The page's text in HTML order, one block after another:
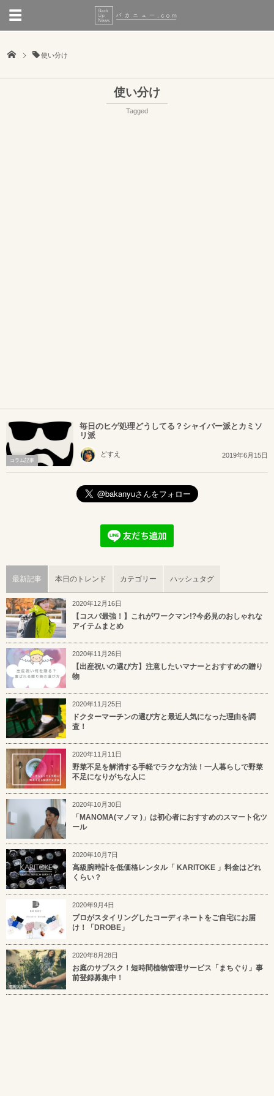
使い分け
使い分け
Tagged
コラム記事
毎日のヒゲ処理どうしてる？シャイバー派とカミソ
リ派
どすえ 2019年6月15日
最新記事 本日のトレンド カテゴリー ハッシュタグ
2020年12月16日
【コスパ最強！】これがワークマン!?今必見のおしゃれな
アイテムまとめ
2020年11月26日
【出産祝いの選び方】注意したいマナーとおすすめの贈り
物
2020年11月25日
ドクターマーチンの選び方と最近人気になった理由を調
査！
2020年11月11日
野菜不足を解消する手軽でラクな方法！一人暮らしで野菜
不足になりがちな人に
2020年10月30日
「MANOMA(マノマ )」は初心者におすすめのスマート化ツ
ール
2020年10月7日
高級腕時計を低価格レンタル「 KARITOKE 」料金はどれ
くらい？
2020年9月4日
プロがスタイリングしたコーディネートをご自宅にお届
け！「DROBE」
2020年8月28日
お庭のサブスク！短時間植物管理サービス「まちぐり」事
前登録募集中！